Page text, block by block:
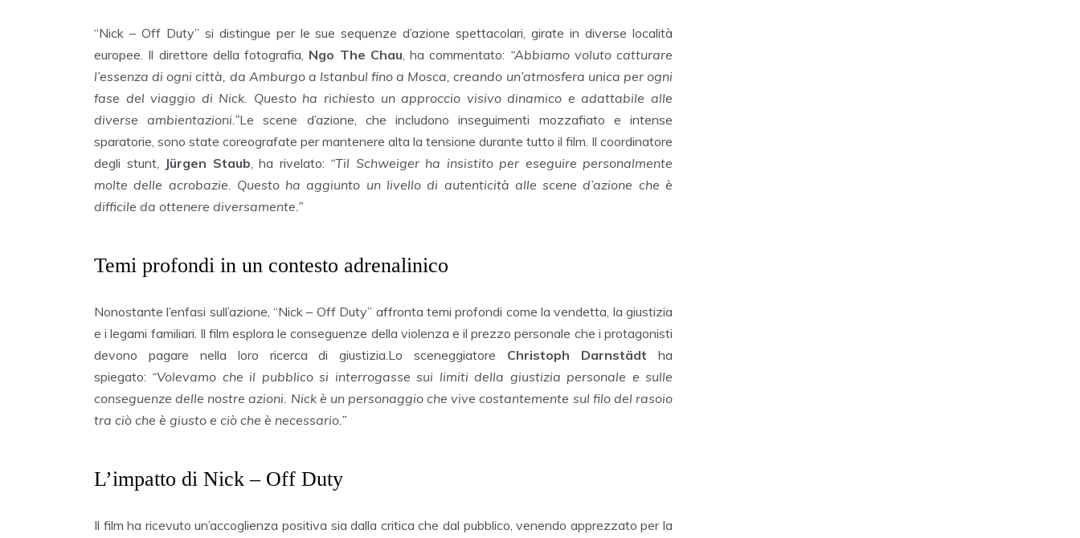
“Nick – Off Duty” si distingue per le sue sequenze d’azione spettacolari, girate in diverse località
europee. Il direttore della fotografia, Ngo The Chau, ha commentato: “Abbiamo voluto catturare
l’essenza di ogni città, da Amburgo a Istanbul fino a Mosca, creando un’atmosfera unica per ogni
fase del viaggio di Nick. Questo ha richiesto un approccio visivo dinamico e adattabile alle
diverse ambientazioni.”Le scene d’azione, che includono inseguimenti mozzafiato e intense
sparatorie, sono state coreografate per mantenere alta la tensione durante tutto il film. Il coordinatore
degli stunt, Jürgen Staub, ha rivelato: “Til Schweiger ha insistito per eseguire personalmente
molte delle acrobazie. Questo ha aggiunto un livello di autenticità alle scene d’azione che è
difficile da ottenere diversamente.”
Temi profondi in un contesto adrenalinico
Nonostante l’enfasi sull’azione, “Nick – Off Duty” affronta temi profondi come la vendetta, la giustizia
e i legami familiari. Il film esplora le conseguenze della violenza e il prezzo personale che i protagonisti
devono pagare nella loro ricerca di giustizia.Lo sceneggiatore Christoph Darnstädt ha
spiegato: “Volevamo che il pubblico si interrogasse sui limiti della giustizia personale e sulle
conseguenze delle nostre azioni. Nick è un personaggio che vive costantemente sul filo del rasoio
tra ciò che è giusto e ciò che è necessario.”
L’impatto di Nick – Off Duty
Il film ha ricevuto un’accoglienza positiva sia dalla critica che dal pubblico, venendo apprezzato per la